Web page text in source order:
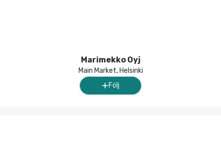
Marimekko Oyj
Main Market, Helsinki
Följ